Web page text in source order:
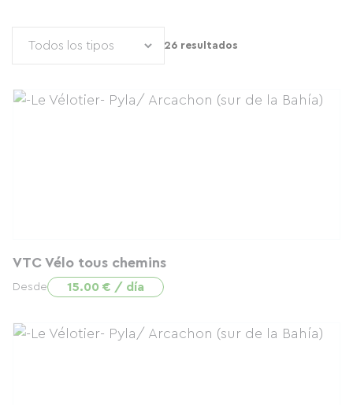
26 resultados
VTC Vélo tous chemins
Desde 15.00 € / día